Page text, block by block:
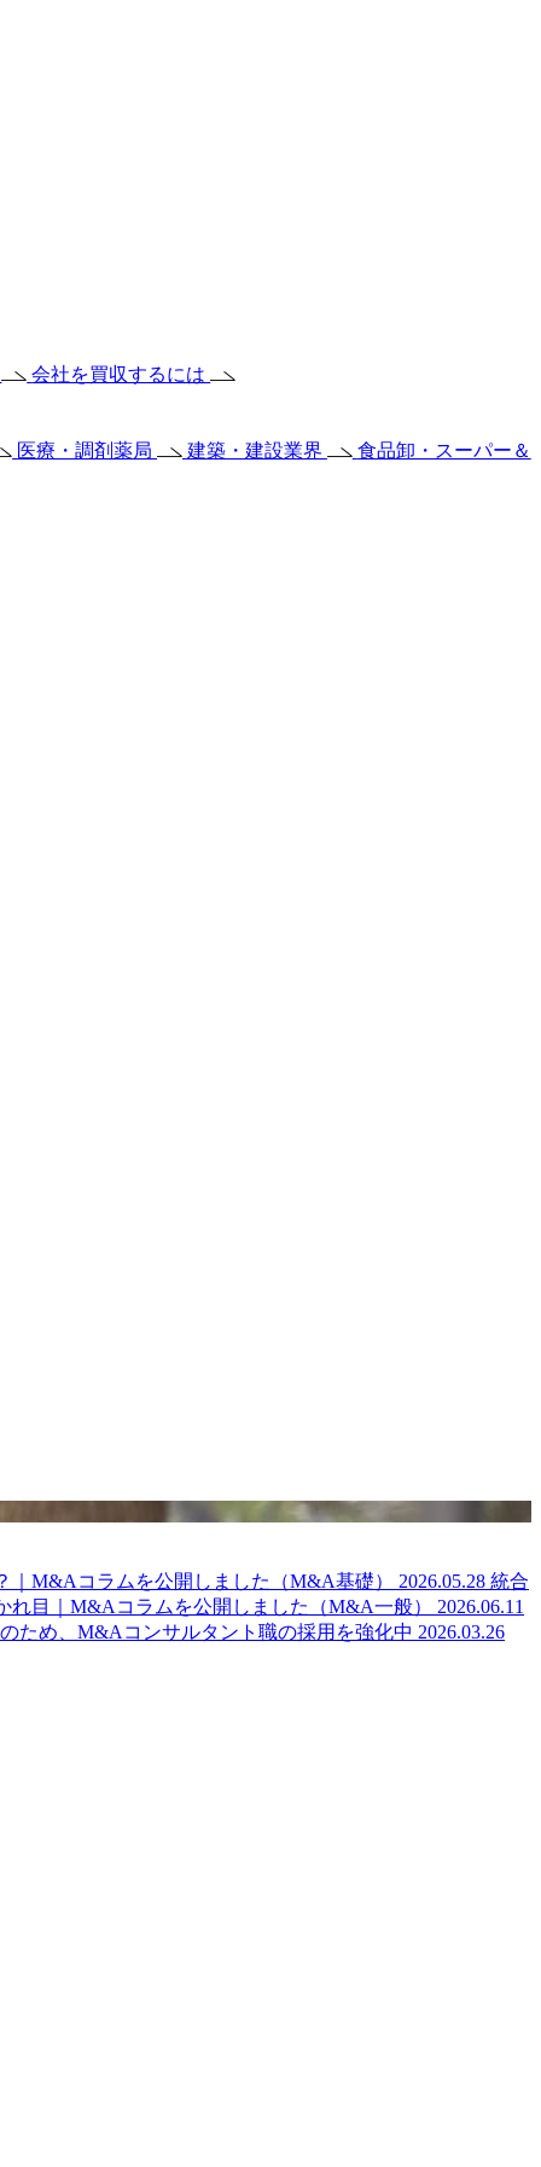
会社を買収するには
医療・調剤薬局 建築・建設業界
食品卸・スーパー＆
｜M&Aコラムを公開しました（M&A基礎） 2026.05.28 統合
目｜M&Aコラムを公開しました（M&A一般）
2026.06.11
ため、M&Aコンサルタント職の採用を強化中 2026.03.26